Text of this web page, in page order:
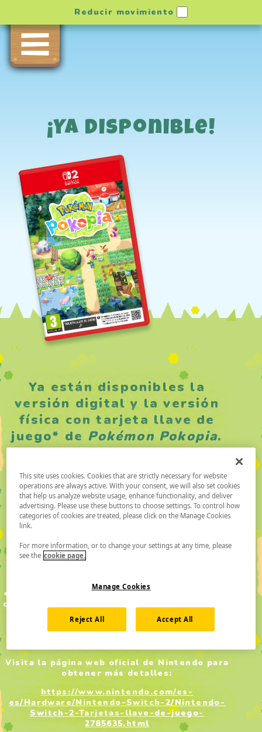
Reducir movimiento
¡Ya disponible!
Ya están disponibles la
versión digital y la versión
física con tarjeta llave de
juego* de Pokémon Pokopia.
COMPRAR AHORA
* Para jugar con la versión física con tarjeta
llave de juego, asegúrate de que tienes
acceso a lo siguiente:
● Conexión a internet.
● Al menos 10 GB de espacio libre. Es posible
que necesites más espacio libre para instalar
actualizaciones de datos.
Necesitarás descargar el programa para
Visita la página web oficial de Nintendo para
obtener más detalles:
https://www.nintendo.com/es-
es/Hardware/Nintendo-Switch-2/Nintendo-
Switch-2-Tarjetas-llave-de-juego-
2785635.html
This site uses cookies. Cookies that are strictly necessary for website
operations are always active. With your consent, we will also set cookies
that help us analyze website usage, enhance functionality, and deliver
advertising. Please use these buttons to choose settings. To control how
categories of cookies are treated, please click on the Manage Cookies
link.
For more information, or to change your settings at any time, please
see the cookie page.
Manage Cookies
Reject All Accept All